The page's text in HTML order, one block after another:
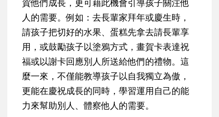
賀他們成長，更可藉此機會引導孩子關注他
人的需要。例如：去長輩家拜年或慶生時，
請孩子把切好的水果、蛋糕先拿去請長輩享
用，或鼓勵孩子以塗鴉方式，畫賀卡表達祝
福或以謝卡回應別人所送給他們的禮物。這
麼一來，不僅能教導孩子以自我獨立為傲，
更能在慶祝成長的同時，學習運用自己的能
力來幫助別人、體察他人的需要。